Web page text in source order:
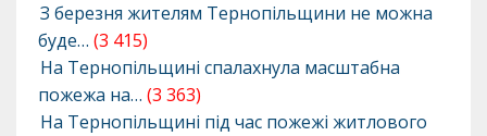
З березня жителям Тернопільщини не можна
буде… (3 415)
На Тернопільщині спалахнула масштабна
пожежа на… (3 363)
На Тернопільщині під час пожежі житлового